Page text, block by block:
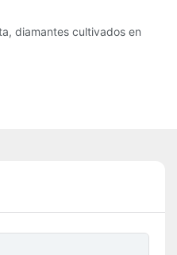
diamantes cultivados en